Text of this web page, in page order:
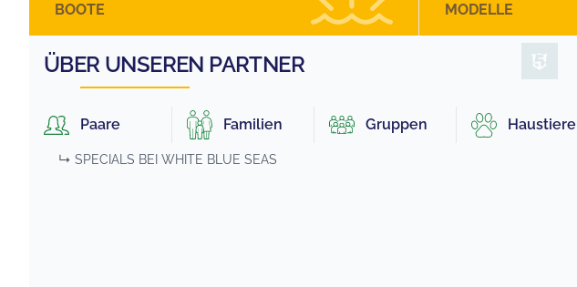
BOOTE MODELLE
ÜBER UNSEREN PARTNER
Paare Familien Gruppen Haustiere
↳ SPECIALS BEI WHITE BLUE SEAS